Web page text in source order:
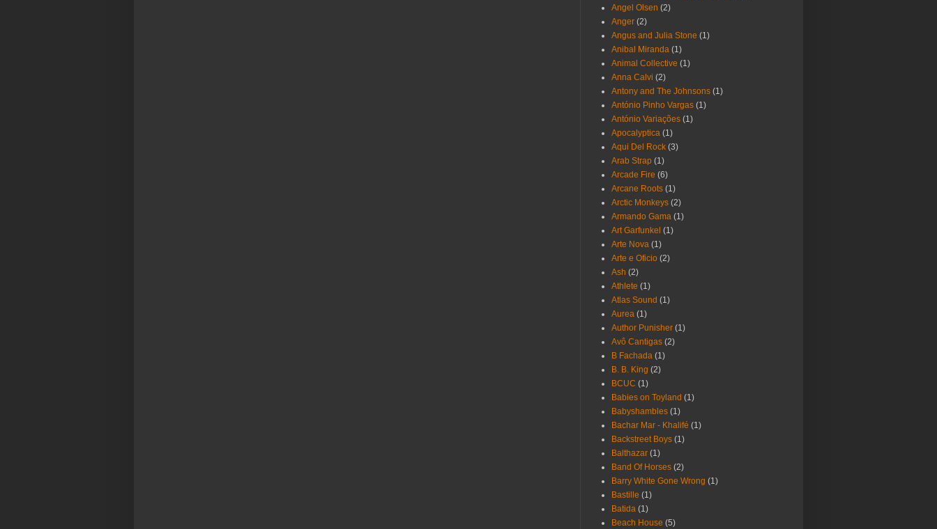
Angel Olsen (2)
Anger (2)
Angus and Julia Stone (1)
Anibal Miranda (1)
Animal Collective (1)
Anna Calvi (2)
Antony and The Johnsons (1)
António Pinho Vargas (1)
António Variações (1)
Apocalyptica (1)
Aqui Del Rock (3)
Arab Strap (1)
Arcade Fire (6)
Arcane Roots (1)
Arctic Monkeys (2)
Armando Gama (1)
Art Garfunkel (1)
Arte Nova (1)
Arte e Oficio (2)
Ash (2)
Athlete (1)
Atlas Sound (1)
Aurea (1)
Author Punisher (1)
Avô Cantigas (2)
B Fachada (1)
B. B. King (2)
BCUC (1)
Babies on Toyland (1)
Babyshambles (1)
Bachar Mar - Khalifé (1)
Backstreet Boys (1)
Balthazar (1)
Band Of Horses (2)
Barry White Gone Wrong (1)
Bastille (1)
Batida (1)
Beach House (5)